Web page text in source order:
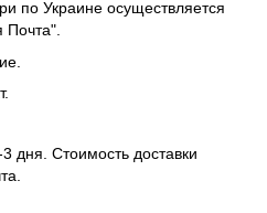
по Украине осуществляется
Почта".
дня. Стоимость доставки
.